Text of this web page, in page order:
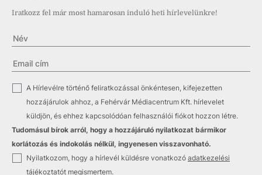
Iratkozz fel már most hamarosan induló heti hírlevelünkre!
A Hírlevélre történő feliratkozással önkéntesen, kifejezetten
hozzájárulok ahhoz, a Fehérvár Médiacentrum Kft. hírlevelet
küldjön, és ehhez kapcsolódóan felhasználói fiókot hozzon létre.
Tudomásul bírok arról, hogy a hozzájáruló nyilatkozat bármikor
korlátozás és indokolás nélkül, ingyenesen visszavonható.
Nyilatkozom, hogy a hírlevél küldésre vonatkozó adatkezelési
tájékoztatót megismertem.